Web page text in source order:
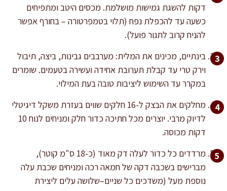
דקות להשגת גמישות מושלמת. מכסים היטב ומתפיחים
כשעה עד להכפלת נפח (תלוי בטמפרטורה – בחורף אפשר
להניח קרוב לתנור פועל).
בינתיים, מכינים את המלית: מערבבים גבינות, ביצה, תיבול
וירק טרי עד קבלת תערובת אחידה ועשירה בטעמים. שומרים
במקרר עד השימוש ליציבות טובה בעת המילוי.
מחלקים את הבצק ל-16 חלקים שווים בעזרת משקל דיגיטלי
לדיוק מרבי. יוצרים מכל חתיכה כדור חלק ומניחים לנוח 10
דקות מכוסה.
מרדדים כל כדור לעלה דק מאוד (כ-18 ס"מ קוטר),
מברישים בשכבה דקה של חמאה רכה ומניחים שכבת עלה
נוספת מעל (משדכים כל שניים–שלושה עלים ליצירת